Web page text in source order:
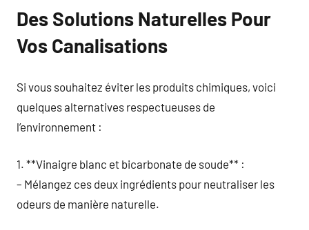
Des Solutions Naturelles Pour
Vos Canalisations
Si vous souhaitez éviter les produits chimiques, voici
quelques alternatives respectueuses de
l’environnement :
1. **Vinaigre blanc et bicarbonate de soude** :
– Mélangez ces deux ingrédients pour neutraliser les
odeurs de manière naturelle.